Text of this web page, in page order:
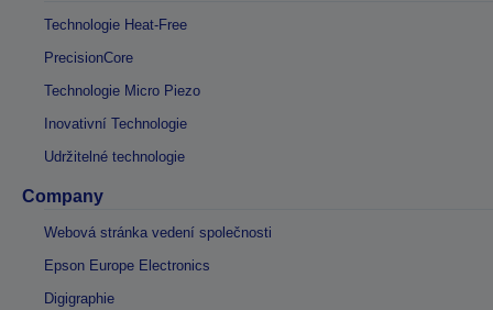
Technologie Heat-Free
PrecisionCore
Technologie Micro Piezo
Inovativní Technologie
Udržitelné technologie
Company
Webová stránka vedení společnosti
Epson Europe Electronics
Digigraphie